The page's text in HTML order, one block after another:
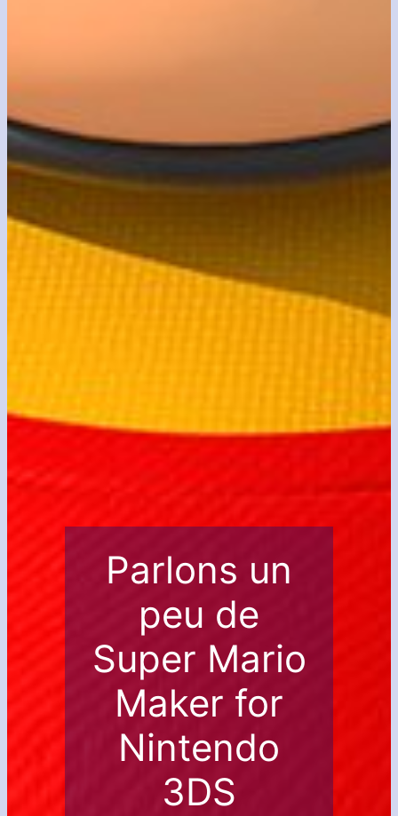
Parlons un
peu de
Super Mario
Maker for
Nintendo
3DS